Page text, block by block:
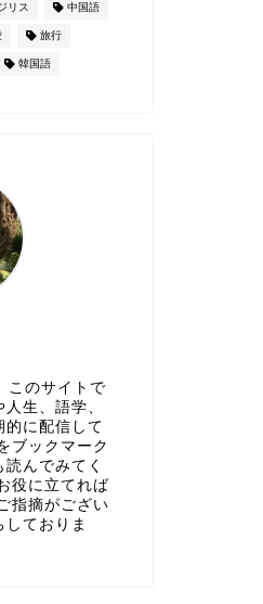
リス 中国語
旅行
韓国語
このサイトで
生、語学、
的に配信して
ブックマーク
んでみてく
役に立てれば
指摘がござい
ておりま